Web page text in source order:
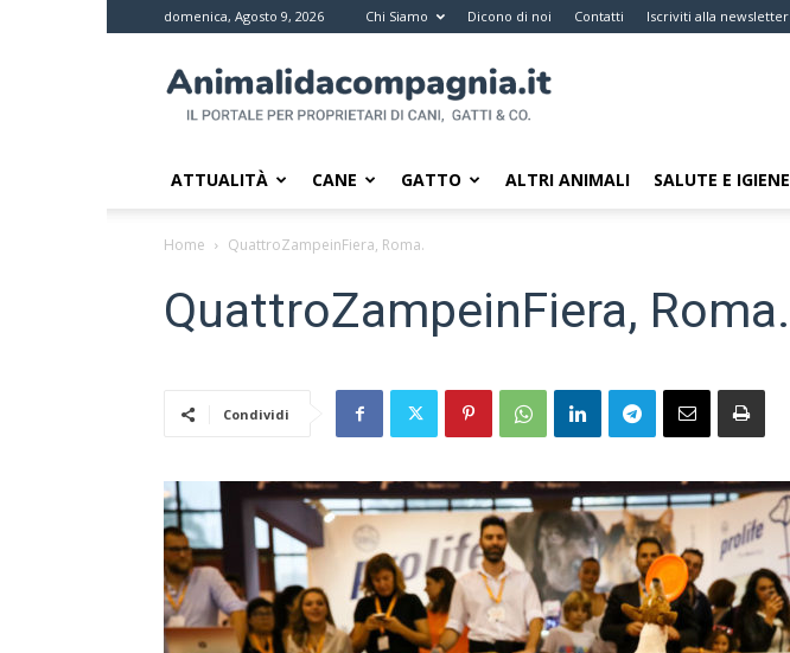
domenica, Agosto 9, 2026 Chi Siamo Dicono di noi Contatti Iscriviti alla newsletter
da
compagnia
Il
i
di
ATTUALITÀ CANE GATTO ALTRI ANIMALI SALUTE E IGIENE
Home QuattroZampeinFiera, Roma.
QuattroZampeinFiera, Roma.
Condividi